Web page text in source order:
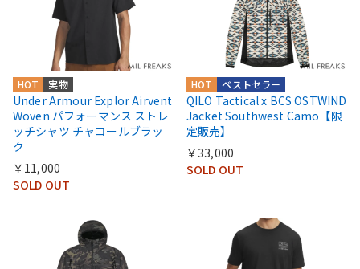
HOT 実物
Under Armour Explor Airvent
Woven パフォーマンス ストレ
ッチシャツ チャコールブラッ
ク
￥11,000
SOLD OUT
HOT ベストセラー
QILO Tactical x BCS OSTWIND
Jacket Southwest Camo【限
定販売】
￥33,000
SOLD OUT